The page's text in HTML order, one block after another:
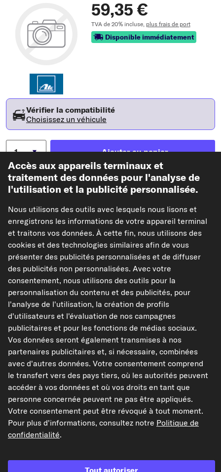
59,35 €
TVA de 20% incluse, plus frais de port
Disponible immédiatement
Vérifier la compatibilité
Choisissez un véhicule
Ajouter au panier
Dans mes favoris
Voir l'article
Caractéristiques de l'article
Données
1/3
Nombre de connexions
2
Afficher les références constructeur (N° OEM)
Modèles de véhicules compatibles
BREMBO Régulateur de freinage
Réf : R 85 008
59,47 €
TVA de 20% incluse,plus frais de port
Disponible immédiatement
Vérifier la compatibilité
Accès aux appareils terminaux et
traitement des données pour l'analyse de
l'utilisation et la publicité personnalisée.
Nous utilisons des outils avec lesquels nous lisons et
enregistrons les informations de votre appareil terminal
et traitons vos données. À cette fin, nous utilisons des
cookies et des technologies similaires afin de vous
présenter des publicités personnalisées et de diffuser
des publicités non personnalisées. Avec votre
consentement, nous utilisons des outils pour la
personnalisation du contenu et des publicités, pour
l'analyse de l'utilisation, la création de profils
d'utilisateurs et l'évaluation de nos campagnes
publicitaires et pour les fonctions de médias sociaux.
Vos données seront également transmises à nos
partenaires publicitaires et, si nécessaire, combinées
avec d'autres données. Votre consentement comprend
le transfert vers des pays tiers, où les autorités peuvent
accéder à vos données et où vos droits en tant que
personne concernée peuvent ne pas être appliqués.
Votre consentement peut être révoqué à tout moment.
Pour plus d'informations, consultez notre Politique de
confidentialité.
Tout autoriser